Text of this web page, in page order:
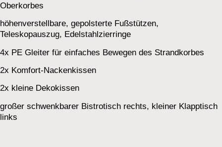
Oberkorbes
höhenverstellbare, gepolsterte Fußstützen,
Teleskopauszug, Edelstahlzierringe
4x PE Gleiter für einfaches Bewegen des Strandkorbes
2x Komfort-Nackenkissen
2x kleine Dekokissen
großer schwenkbarer Bistrotisch rechts, kleiner Klapptisch
links